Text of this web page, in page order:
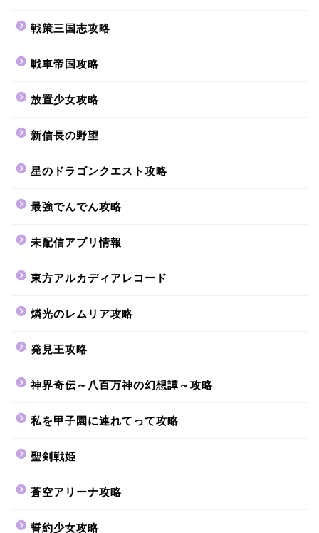
戦策三国志攻略
戦車帝国攻略
放置少女攻略
新信長の野望
星のドラゴンクエスト攻略
最強でんでん攻略
未配信アプリ情報
東方アルカディアレコード
燐光のレムリア攻略
発見王攻略
神界奇伝～八百万神の幻想譚～攻略
私を甲子園に連れてって攻略
聖剣戦姫
蒼空アリーナ攻略
誓約少女攻略